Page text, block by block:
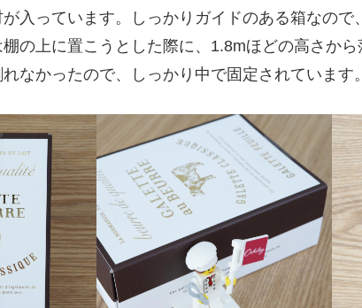
入っています。しっかりガイドのある箱なので
の上に置こうとした際に、1.8mほどの高さか
なかったので、しっかり中で固定されています